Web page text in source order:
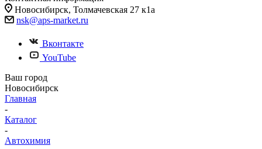
Новосибирск, Толмачевская 27 к1а
nsk@aps-market.ru
Вконтакте
YouTube
Ваш город
Новосибирск
Главная
-
Каталог
-
Автохимия